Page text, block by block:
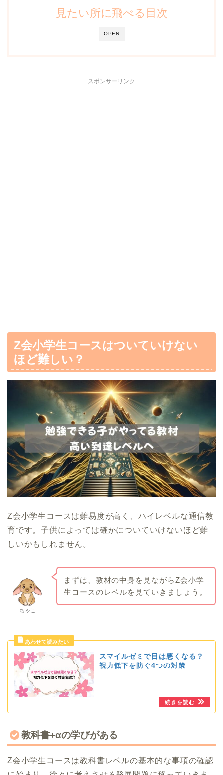
OPEN
見たい所に飛べる目次
スポンサーリンク
Z会小学生コースはついていけない
ほど難しい？
Z会小学生コースは難易度が高く、ハイレベルな通信教
育です。子供によっては確かについていけないほど難
しいかもしれません。
ちゃこ
まずは、教材の中身を見ながらZ会小学
生コースのレベルを見ていきましょう。
スマイルゼミで目は悪くなる？
視力低下を防ぐ4つの対策
教科書+αの学びがある
Z会小学生コースは教科書レベルの基本的な事項の確認